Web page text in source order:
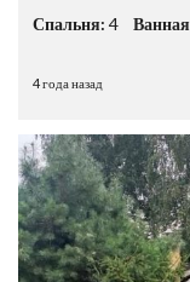
Спальня: 4
4 года назад